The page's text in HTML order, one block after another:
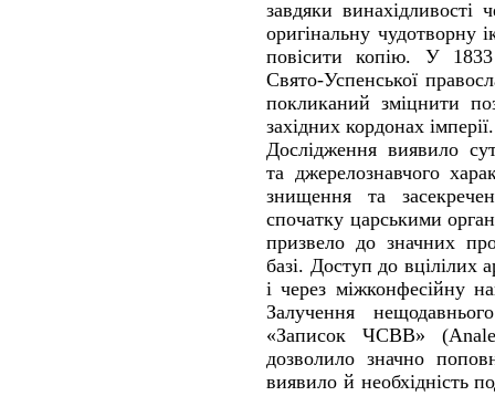
завдяки винахідливості
оригінальну чудотворну
повісити копію. У
Свято-Успенської
покликаний зміцнити
західних кордонах імперії.
Дослідження виявило
та джерелознавчого
знищення та
спочатку царськими
призвело до значних
базі. Доступ до вцілілих
і через міжконфесійну
Залучення
«Записок ЧСВВ»
дозволило значно
виявило й необхідність